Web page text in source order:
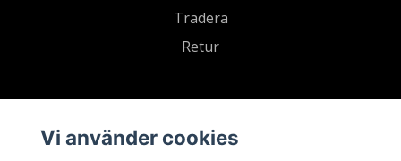
Tradera
Retur
Vi använder cookies